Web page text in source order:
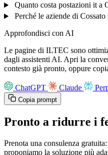
Quanto costa postazioni it a
Perché le aziende di
Approfondisci con AI
Le pagine di ILTEC sono
dagli assistenti AI. Apri la
contesto già pronto, oppure
ChatGPT Claude
Copia prompt
Pronto a ridurre i
Prenota una consulenza
proponiamo la soluzione più